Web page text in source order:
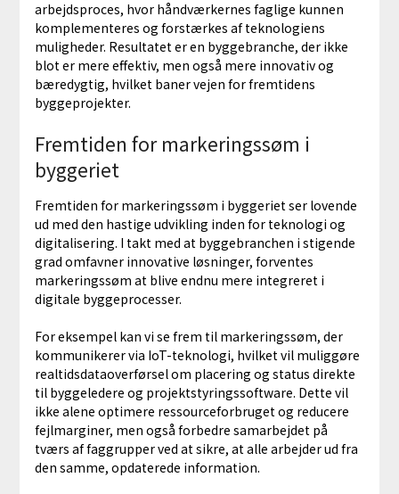
arbejdsproces, hvor håndværkernes faglige kunnen
komplementeres og forstærkes af teknologiens
muligheder. Resultatet er en byggebranche, der ikke
blot er mere effektiv, men også mere innovativ og
bæredygtig, hvilket baner vejen for fremtidens
byggeprojekter.
Fremtiden for markeringssøm i
byggeriet
Fremtiden for markeringssøm i byggeriet ser lovende
ud med den hastige udvikling inden for teknologi og
digitalisering. I takt med at byggebranchen i stigende
grad omfavner innovative løsninger, forventes
markeringssøm at blive endnu mere integreret i
digitale byggeprocesser.
For eksempel kan vi se frem til markeringssøm, der
kommunikerer via IoT-teknologi, hvilket vil muliggøre
realtidsdataoverførsel om placering og status direkte
til byggeledere og projektstyringssoftware. Dette vil
ikke alene optimere ressourceforbruget og reducere
fejlmarginer, men også forbedre samarbejdet på
tværs af faggrupper ved at sikre, at alle arbejder ud fra
den samme, opdaterede information.